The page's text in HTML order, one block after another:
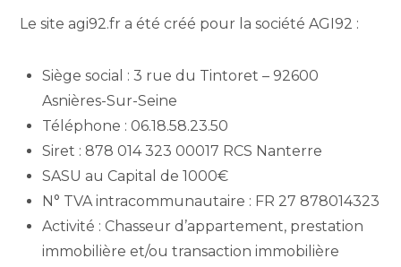
Le site agi92.fr a été créé pour la société AGI92 :
Siège social : 3 rue du Tintoret – 92600
Asnières-Sur-Seine
Téléphone : 06.18.58.23.50
Siret : 878 014 323 00017 RCS Nanterre
SASU au Capital de 1000€
N° TVA intracommunautaire : FR 27 878014323
Activité : Chasseur d’appartement, prestation
immobilière et/ou transaction immobilière